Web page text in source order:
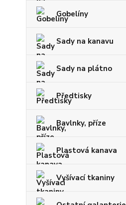
Gobelíny
Sady na kanavu
Sady na plátno
Předtisky
Bavlnky, příze
Plastová kanava
Vyšívací tkaniny